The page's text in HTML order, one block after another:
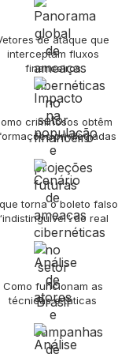
de ataque que
interceptam fluxos
financeiros
criminosos obtêm
privilegiadas
torna o boleto falso
do real
Como funcionam as
técnicas e táticas